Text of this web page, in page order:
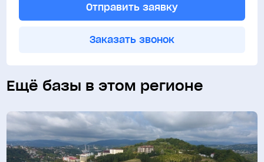
Отправить заявку
Заказать звонок
Ещё базы в этом регионе